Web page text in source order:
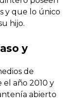
y que lo único
hijo.
y
de
año 2010 y
abierto